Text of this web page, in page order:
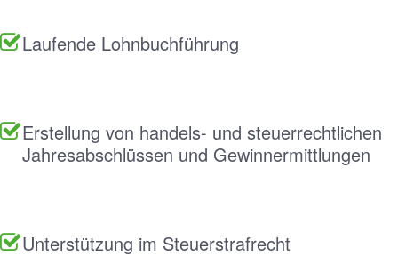
Laufende Lohnbuchführung
Erstellung von handels- und steuerrechtlichen
Jahresabschlüssen und Gewinnermittlungen
Unterstützung im Steuerstrafrecht